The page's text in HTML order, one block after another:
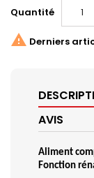
Quantité
 Derniers
AVIS
Aliment
Fonction